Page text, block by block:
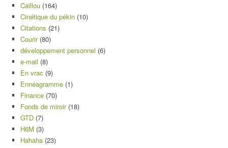
Caillou (164)
Cinétique du pékin (10)
Citations (21)
Courir(80)
développement personnel (6)
e-mail (8)
En vrac (9)
Ennéagramme (1)
Finance (70)
Fonds de miroir(18)
GTD (7)
H6M (3)
Hahaha (23)